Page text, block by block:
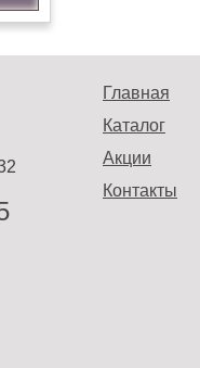
Главная
Каталог
Акции
Контакты